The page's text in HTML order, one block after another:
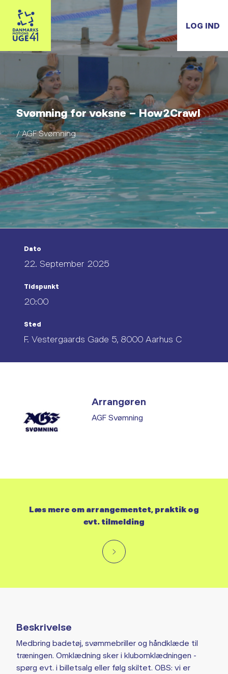
LOG IND
Svømning for voksne – How2Crawl
/ AGF Svømning
Dato
22. September 2025
Tidspunkt
20:00
Sted
F. Vestergaards Gade 5, 8000 Aarhus C
Beskrivelse
Medbring badetøj, svømmebriller og håndklæde til
træningen. Omklædning sker i klubomklædningen -
spørg evt. i billetsalg eller følg skiltet. OBS: vi er
Arrangøren
AGF Svømning
Læs mere om arrangementet, praktik og
evt. tilmelding